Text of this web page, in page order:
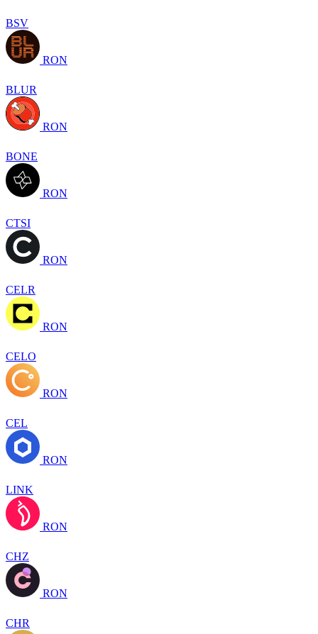
BSV
RON
BLUR
RON
BONE
RON
CTSI
RON
CELR
RON
CELO
RON
CEL
RON
LINK
RON
CHZ
RON
CHR